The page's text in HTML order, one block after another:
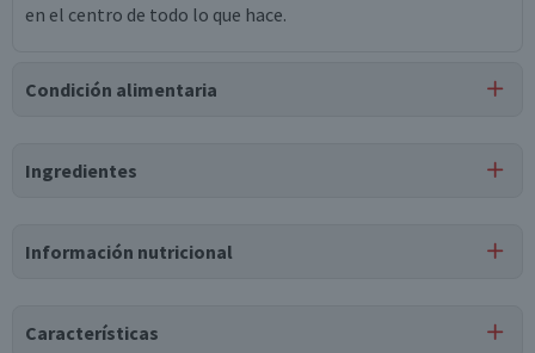
en el centro de todo lo que hace.
Condición alimentaria
Ingredientes
Información nutricional
Características